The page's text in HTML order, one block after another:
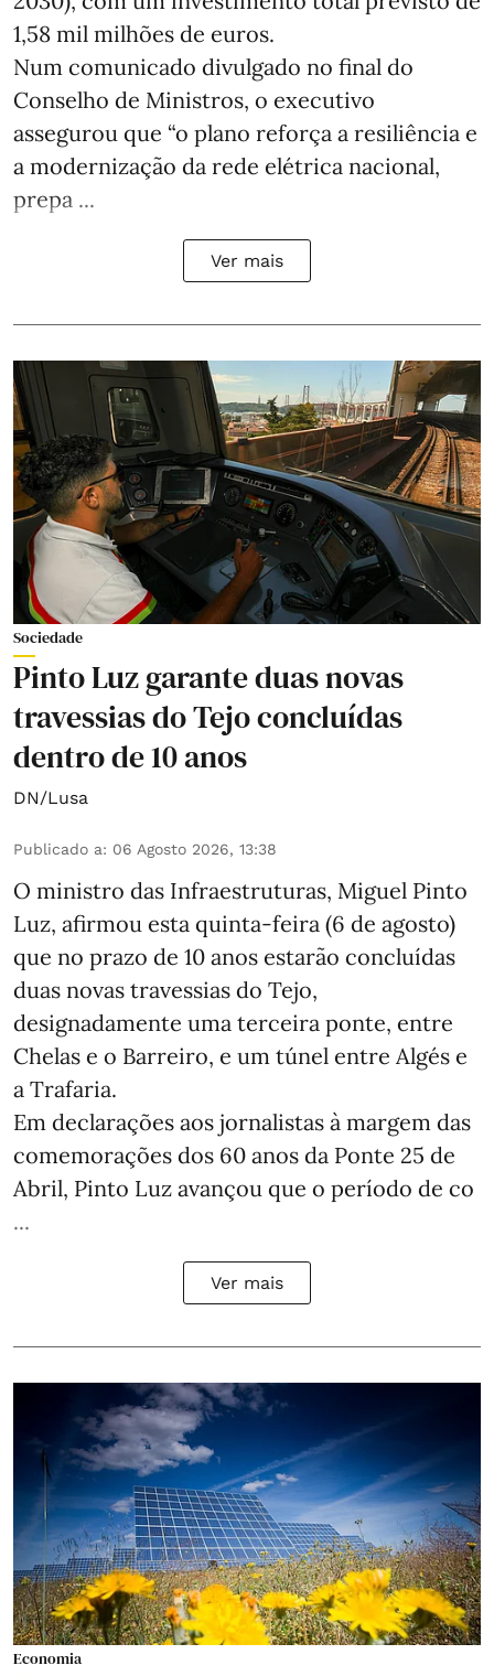
1,58 mil milhões de euros.
Num comunicado divulgado no final do
Conselho de Ministros, o executivo
assegurou que “o plano reforça a resiliência e
a modernização da rede elétrica nacional,
prepa ...
Ver mais
Sociedade
Pinto Luz garante duas novas
travessias do Tejo concluídas
dentro de 10 anos
DN/Lusa
Publicado a: 06 Agosto 2026, 13:38
O ministro das Infraestruturas, Miguel Pinto
Luz, afirmou esta quinta-feira (6 de agosto)
que no prazo de 10 anos estarão concluídas
duas novas travessias do Tejo,
designadamente uma terceira ponte, entre
Chelas e o Barreiro, e um túnel entre Algés e
a Trafaria.
Em declarações aos jornalistas à margem das
comemorações dos 60 anos da Ponte 25 de
Abril, Pinto Luz avançou que o período de co
...
Ver mais
Economia